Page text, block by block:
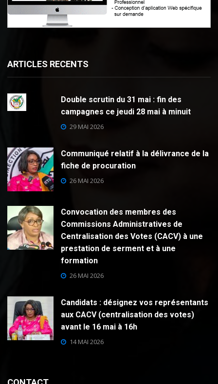
ARTICLES RECENTS
Double scrutin du 31 mai : fin des
campagnes ce jeudi 28 mai à minuit
29 MAI 2026
Communiqué relatif à la délivrance de la
fiche de procuration
26 MAI 2026
Convocation des membres des
Commissions Administratives de
Centralisation des Votes (CACV) à une
prestation de serment et à une
formation
26 MAI 2026
Candidats : désignez vos représentants
aux CACV (centralisation des votes)
avant le 16 mai à 16h
14 MAI 2026